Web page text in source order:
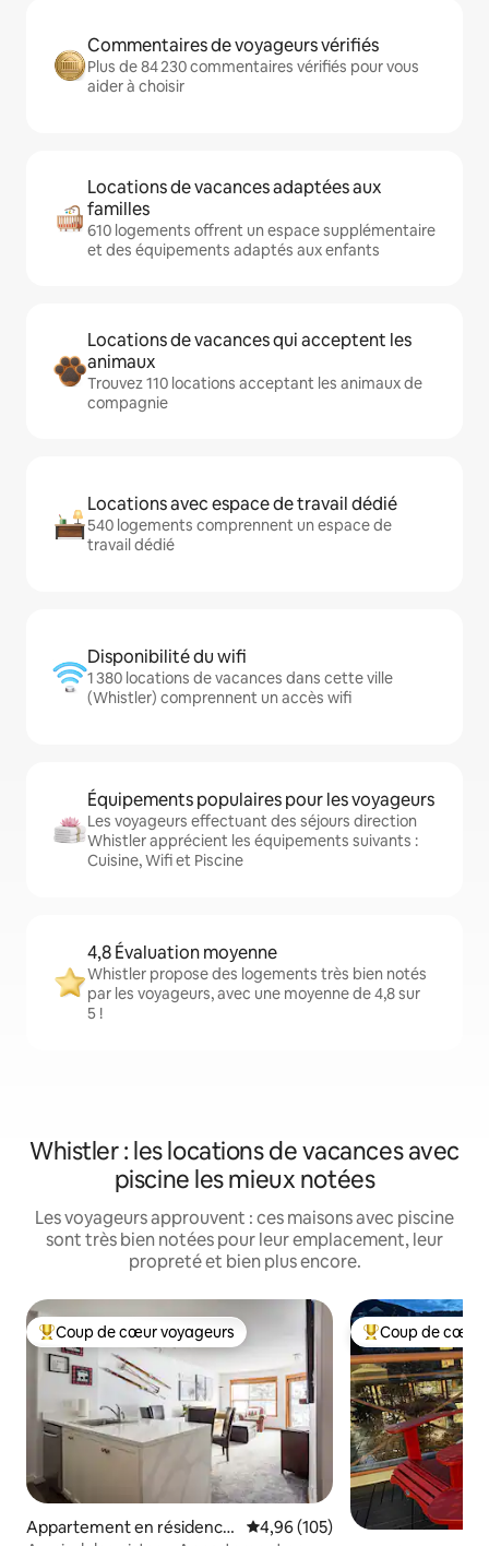
Commentaires de voyageurs vérifiés
Plus de 84 230 commentaires vérifiés pour vous
aider à choisir
Locations de vacances adaptées aux
familles
610 logements offrent un espace supplémentaire
et des équipements adaptés aux enfants
Locations de vacances qui acceptent les
animaux
Trouvez 110 locations acceptant les animaux de
compagnie
Locations avec espace de travail dédié
540 logements comprennent un espace de
travail dédié
Disponibilité du wifi
1 380 locations de vacances dans cette ville
(Whistler) comprennent un accès wifi
Équipements populaires pour les voyageurs
Les voyageurs effectuant des séjours direction
Whistler apprécient les équipements suivants :
Cuisine, Wifi et Piscine
4,8 Évaluation moyenne
Whistler propose des logements très bien notés
par les voyageurs, avec une moyenne de 4,8 sur
5 !
Whistler : les locations de vacances avec
piscine les mieux notées
Les voyageurs approuvent : ces maisons avec piscine
sont très bien notées pour leur emplacement, leur
propreté et bien plus encore.
Coups de cœur voyageurs les plus appréciés
Coup de cœur voyageurs
Appartement en résidence
Évaluation moyenne sur la
4,96 (105)
Coups de cœur
Coup de cœur